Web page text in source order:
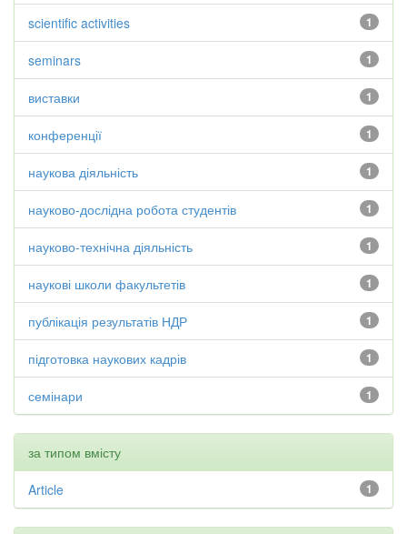
1
scientific activities
1
seminars
1
виставки
1
конференції
1
наукова діяльність
1
науково-дослідна робота студентів
1
науково-технічна діяльність
1
наукові школи факультетів
1
публікація результатів НДР
1
підготовка наукових кадрів
1
семінари
за типом вмісту
1
Article